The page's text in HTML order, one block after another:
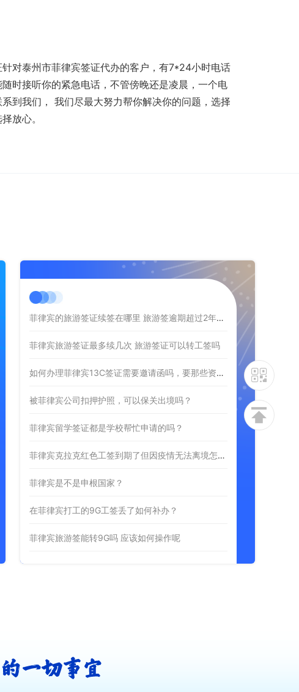
对泰州市菲律宾签证代办的客户，有7*24小时电话
随时接听你的紧急电话，不管傍晚还是凌晨，一个电
到我们， 我们尽最大努力帮你解决你的问题，选择
放心。
菲律宾的旅游签证续签在哪里 旅游签逾期超过2年怎么办
菲律宾旅游签证最多续几次 旅游签证可以转工签吗
如何办理菲律宾13C签证需要邀请函吗，要那些资料？
被菲律宾公司扣押护照，可以保关出境吗？
菲律宾留学签证都是学校帮忙申请的吗？
菲律宾克拉克红色工签到期了但因疫情无法离境怎么办？
菲律宾是不是申根国家？
在菲律宾打工的9G工签丢了如何补办？
菲律宾旅游签能转9G吗 应该如何操作呢